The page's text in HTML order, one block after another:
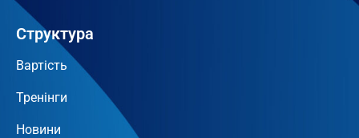
Структура
Вартість
Тренінги
Новини